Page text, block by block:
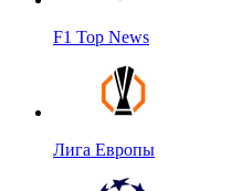
F1 Top News
Лига Европы